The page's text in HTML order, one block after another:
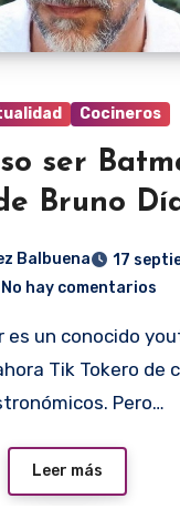
Cocineros
ser
Bruno
Balbuena
17
No hay comentarios
Tik Tokero de
Pero…
Leer más